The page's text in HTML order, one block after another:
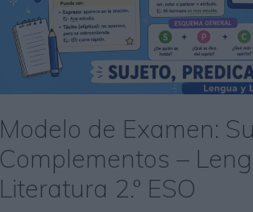
Modelo de Examen:
Complementos –
Literatura 2.º ESO